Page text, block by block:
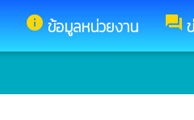
infoข้อมูลหน่วยงาน forum